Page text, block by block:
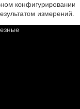
конфигурировании
измерений.